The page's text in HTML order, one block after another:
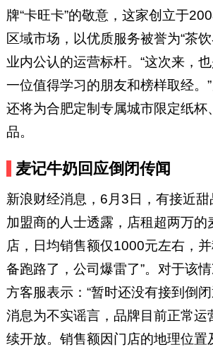
牌“卡旺卡”的敬意，这家创立于
区域市场，以优质服务被誉为“茶
业内公认的运营标杆。“这次来，
一位值得学习的朋友和榜样取经。
还将为合肥定制专属城市限定纸杯
品。
麦记牛奶回应倒闭传闻
新浪财经消息，6月3日，有接近
加盟商的人士透露，店租超两万的
店，日均销售额仅1000元左右，
备跑路了，公司爆雷了”。对于该
方客服表示：“暂时还没有接到倒
消息为不实谣言，品牌目前正常运
续开放。销售额因门店的地理位置